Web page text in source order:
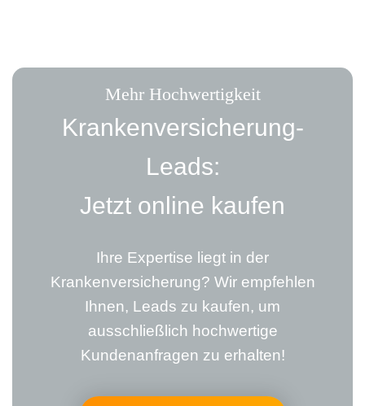
Mehr Hochwertigkeit
Kranken­versicherung-
Leads:
Jetzt online kaufen
Ihre Expertise liegt in der
Krankenversicherung? Wir empfehlen
Ihnen, Leads zu kaufen, um
ausschließlich hochwertige
Kundenanfragen zu erhalten!